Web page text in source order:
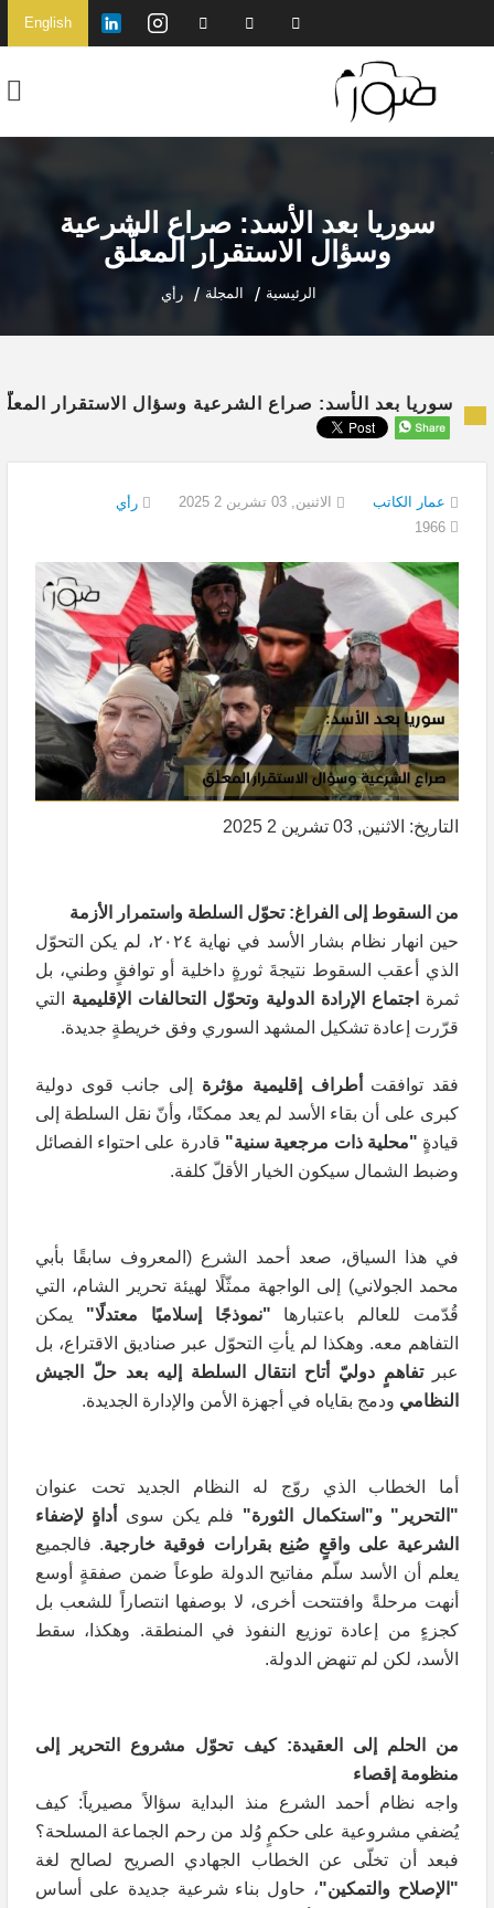
English
سوريا بعد الأسد: صراع الشرعية
وسؤال الاستقرار المعلّق
الرئيسية المجلة رأي
سوريا بعد الأسد: صراع الشرعية وسؤال الاستقرار
عمار الكاتب الاثنين, 03 تشرين 2 2025
رأي
التاريخ: الاثنين, 03 تشرين 2 2025
من السقوط إلى الفراغ: تحوّل السلطة واستمرار الأزمة
حين انهار نظام بشار الأسد في نهاية ٢٠٢٤، لم يكن التحوّل
الذي أعقب السقوط نتيجةَ ثورةٍ داخلية أو توافقٍ وطني، بل
ثمرة
اجتماع الإرادة الدولية وتحوّل التحالفات الإقليمية التي
قرّرت إعادة تشكيل المشهد السوري وفق خريطةٍ جديدة.
فقد توافقت أطراف إقليمية مؤثرة إلى جانب قوى دولية
كبرى على أن بقاء الأسد لم يعد ممكنًا، وأنّ نقل السلطة إلى
قيادةٍ "محلية ذات مرجعية سنية" قادرة على احتواء الفصائل
وضبط الشمال سيكون الخيار الأقلّ كلفة.
في هذا السياق، صعد أحمد الشرع (المعروف سابقًا بأبي
محمد الجولاني) إلى الواجهة ممثّلًا لهيئة تحرير الشام، التي
قُدّمت للعالم باعتبارها "نموذجًا إسلاميًا معتدلًا" يمكن
التفاهم معه. وهكذا لم يأتِ التحوّل عبر صناديق الاقتراع، بل
عبرتفاهمٍ دوليّ أتاح انتقال السلطة إليه بعد حلّ الجيش
النظامي ودمج بقاياه في أجهزة الأمن والإدارة الجديدة.
أما الخطاب الذي روّج له النظام الجديد تحت عنوان
"التحرير" و"استكمال الثورة" فلم يكن سوى
أداةٍ لإضفاء
الشرعية على واقعٍ صُنِع بقرارات فوقية خارجية. فالجميع
يعلم أن الأسد سلّم مفاتيح الدولة طوعاً ضمن صفقةٍ أوسع
أنهت مرحلةً وافتتحت أخرى، لا بوصفها انتصاراً للشعب بل
كجزءٍ من إعادة توزيع النفوذ في المنطقة. وهكذا، سقط
الأسد، لكن لم تنهض الدولة.
من الحلم إلى العقيدة: كيف تحوّل مشروع التحرير إلى
منظومة إقصاء
واجه نظام أحمد الشرع منذ البداية سؤالاً مصيرياً: كيف
يُضفي مشروعية على حكمٍ وُلد من رحم الجماعة المسلحة؟
فبعد أن تخلّى عن الخطاب الجهادي الصريح لصالح لغة
"الإصلاح والتمكين"، حاول بناء شرعية جديدة على أساس